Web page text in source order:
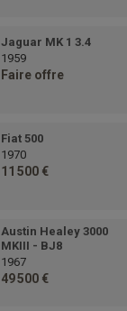
Jaguar MK 1 3.4
1959
Faire offre
Fiat 500
1970
11 500 €
Austin Healey 3000
MKIII - BJ8
1967
49 500 €